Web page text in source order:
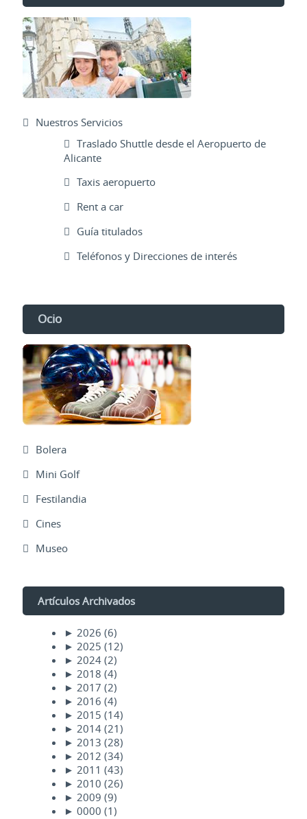
Nuestros Servicios
Traslado Shuttle desde el Aeropuerto de
Alicante
Taxis aeropuerto
Rent a car
Guía titulados
Teléfonos y Direcciones de interés
Ocio
Bolera
Mini Golf
Festilandia
Cines
Museo
Artículos Archivados
► 2026 (6)
► 2025 (12)
► 2024 (2)
► 2018 (4)
► 2017 (2)
► 2016 (4)
► 2015 (14)
► 2014 (21)
► 2013 (28)
► 2012 (34)
► 2011 (43)
► 2010 (26)
► 2009 (9)
► 0000 (1)